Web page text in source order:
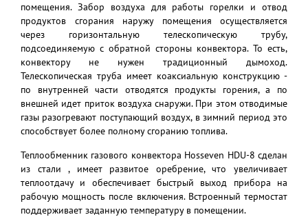
помещения. Забор воздуха для работы горелки и отвод
продуктов сгорания наружу помещения осуществляется
через горизонтальную телескопическую трубу,
подсоединяемую с обратной стороны конвектора. То есть,
конвектору не нужен традиционный дымоход.
Телескопическая труба имеет коаксиальную конструкцию -
по внутренней части отводятся продукты горения, а по
внешней идет приток воздуха снаружи. При этом отводимые
газы разогревают поступающий воздух, в зимний период это
способствует более полному сгоранию топлива.
Теплообменник газового конвектора Hosseven HDU-8 сделан
из стали , имеет развитое оребрение, что увеличивает
теплоотдачу и обеспечивает быстрый выход прибора на
рабочую мощность после включения. Встроенный термостат
поддерживает заданную температуру в помещении.